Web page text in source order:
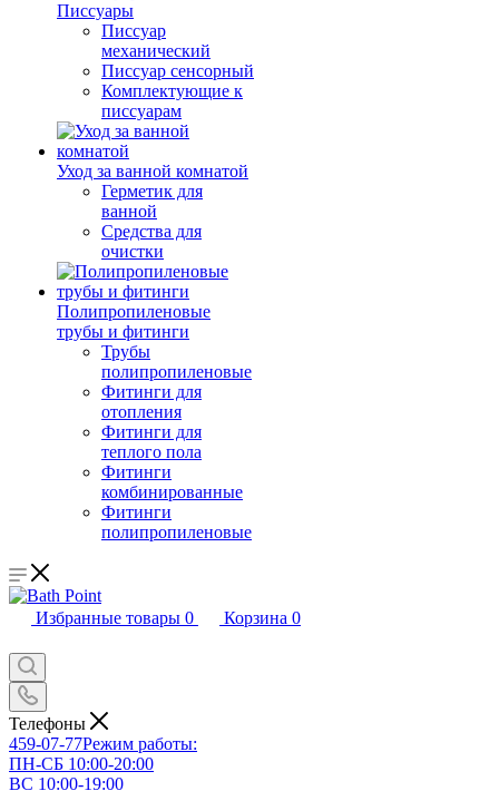
Писсуары
Писсуар
механический
Писсуар сенсорный
Комплектующие к
писсуарам
Уход за ванной комнатой
Герметик для
ванной
Средства для
очистки
Полипропиленовые
трубы и фитинги
Трубы
полипропиленовые
Фитинги для
отопления
Фитинги для
теплого пола
Фитинги
комбинированные
Фитинги
полипропиленовые
Избранные товары 0 Корзина 0
Телефоны
459-07-77Режим работы:
ПН-СБ 10:00-20:00
ВС 10:00-19:00